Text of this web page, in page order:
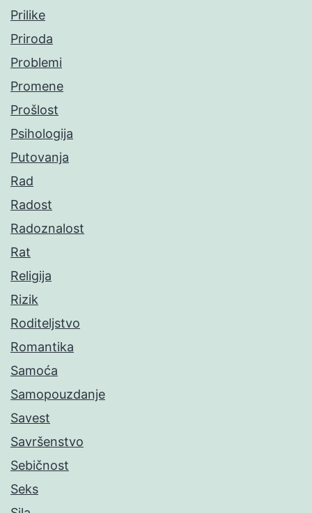
Prilike
Priroda
Problemi
Promene
Prošlost
Psihologija
Putovanja
Rad
Radost
Radoznalost
Rat
Religija
Rizik
Roditeljstvo
Romantika
Samoća
Samopouzdanje
Savest
Savršenstvo
Sebičnost
Seks